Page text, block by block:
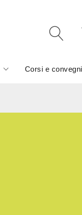
Corsi e convegni